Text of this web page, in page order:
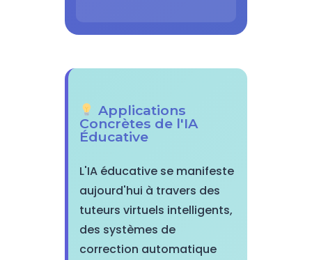
Applications
Concrètes de l'IA
Éducative
L'IA éducative se manifeste
aujourd'hui à travers des
tuteurs virtuels intelligents,
des systèmes de
correction automatique